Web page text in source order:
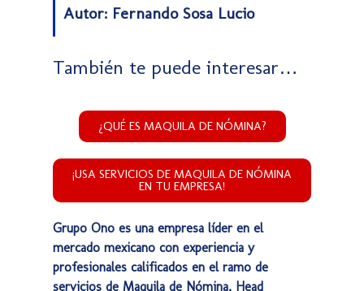
Autor: Fernando Sosa Lucio
También te puede interesar…
¿QUÉ ES MAQUILA DE NÓMINA?
¡USA SERVICIOS DE MAQUILA DE NÓMINA
EN TU EMPRESA!
Grupo Ono es una empresa líder en el
mercado mexicano con experiencia y
profesionales calificados en el ramo de
servicios de Maquila de Nómina, Head